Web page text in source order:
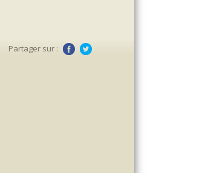
Partager sur :